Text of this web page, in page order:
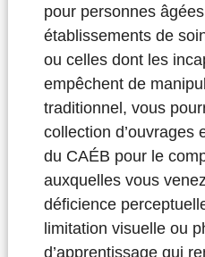
pour personnes
établissements de
ou celles dont les
empêchent de
traditionnel, vous
collection d’ouvrages
du CAÉB pour le
auxquelles vous
déficience
limitation visuelle ou
d’apprentissage qui